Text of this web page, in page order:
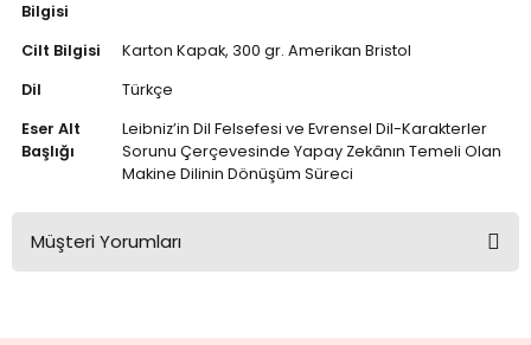
Bilgisi
Cilt Bilgisi
Karton Kapak, 300 gr. Amerikan Bristol
Dil
Türkçe
Eser Alt
Başlığı
Leibniz’in Dil Felsefesi ve Evrensel Dil-Karakterler
Sorunu Çerçevesinde Yapay Zekânın Temeli Olan
Makine Dilinin Dönüşüm Süreci
Müşteri Yorumları
Bu ürüne ilk yorumu siz yapın!